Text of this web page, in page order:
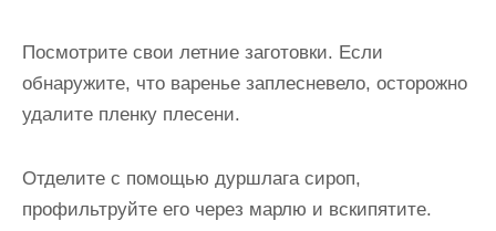
Посмотрите свои летние заготовки. Если
обнаружите, что варенье заплесневело, осторожно
удалите пленку плесени.
Отделите с помощью дуршлага сироп,
профильтруйте его через марлю и вскипятите.